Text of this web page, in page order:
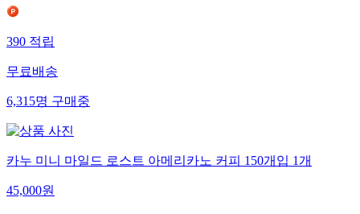
390적립
무료배송
6,315명구매중
카누 미니 마일드 로스트 아메리카노 커피 150개입 1개
45,000원